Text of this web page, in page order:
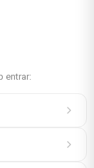
entrar: